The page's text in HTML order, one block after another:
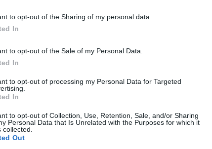
to opt-out of the Sharing of my personal data.
In
to opt-out of the Sale of my Personal Data.
In
to opt-out of processing my Personal Data for Targeted
In
to opt-out of Collection, Use, Retention, Sale, and/or Sharing
Personal Data that Is Unrelated with the Purposes for which it
collected.
Out
környékeznek az Alteonál meg a Waberesnél? Ott szóltak előre a
Itt majd neked előre bejelentik. - Persze. :-)
Előzmény:#168546twist #168549
más hasonló profilban tevékenykedőkkel nem voltak ennyire